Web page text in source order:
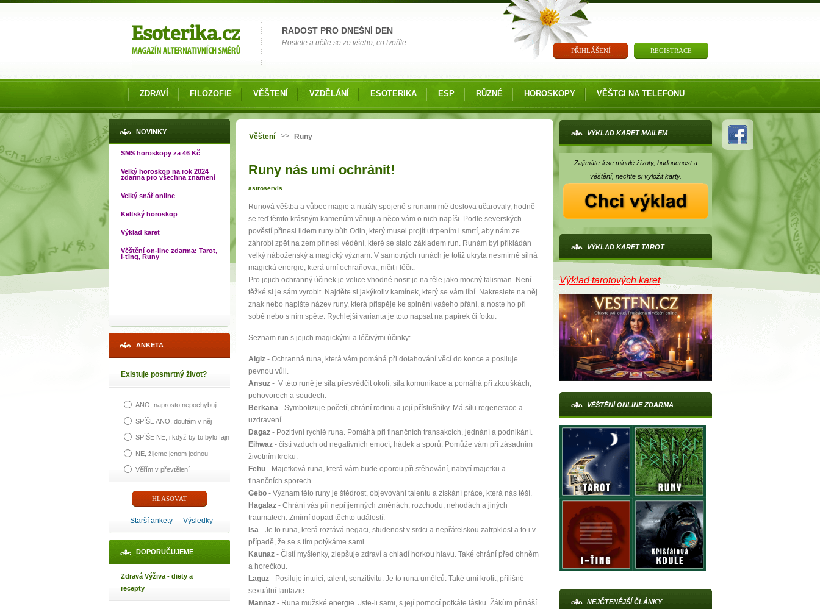
RADOST PRO DNEŠNÍ DEN
Rostete a učíte se ze všeho, co tvoříte.
PŘIHLÁŠENÍ REGISTRACE
ZDRAVÍ FILOZOFIE VĚŠTENÍ VZDĚLÁNÍ ESOTERIKA ESP RŮZNÉ HOROSKOPY VĚŠTCI NA TELEFONU
NOVINKY
SMS horoskopy za 46 Kč
Velký horoskop na rok 2024
zdarma pro všechna znamení
Velký snář online
Keltský horoskop
Výklad karet
Věštění on-line zdarma: Tarot,
I-ťing, Runy
ANKETA
Existuje posmrtný život?
ANO, naprosto nepochybuji
SPÍŠE ANO, doufám v něj
SPÍŠE NE, i když by to bylo fajn
NE, žijeme jenom jednou
Věřím v převtělení
Starší ankety Výsledky
DOPORUČUJEME
Zdravá Výživa - diety a
recepty
Jste zde
Věštení >> Runy
Runy nás umí ochránit!
astroservis
Runová věštba a vůbec magie a rituály spojené s runami mě doslova učarovaly, hodně
se teď těmto krásným kamenům věnuji a něco vám o nich napíši. Podle severských
pověstí přinesl lidem runy bůh Odin, který musel projít utrpením i smrtí, aby nám ze
záhrobí zpět na zem přinesl vědění, které se stalo základem run. Runám byl přikládán
velký náboženský a magický význam. V samotných runách je totiž ukryta nesmírně silná
magická energie, která umí ochraňovat, ničit i léčit.
Pro jejich ochranný účinek je velice vhodné nosit je na těle jako mocný talisman. Není
těžké si je sám vyrobit. Najděte si jakýkoliv kamínek, který se vám líbí. Nakreslete na něj
znak nebo napište název runy, která přispěje ke splnění vašeho přání, a noste ho při
sobě nebo s ním spěte. Rychlejší varianta je toto napsat na papírek či fotku.
Seznam run s jejich magickými a léčivými účinky:
Algiz - Ochranná runa, která vám pomáhá při dotahování věcí do konce a posiluje
pevnou vůli.
Ansuz - V této runě je síla přesvědčit okolí, síla komunikace a pomáhá při zkouškách,
pohovorech a soudech.
Berkana - Symbolizuje početí, chrání rodinu a její příslušníky. Má sílu regenerace a
uzdravení.
Dagaz - Pozitivní rychlé runa. Pomáhá při finančních transakcích, jednání a podnikání.
Eihwaz - čistí vzduch od negativních emocí, hádek a sporů. Pomůže vám při zásadním
životním kroku.
Fehu - Majetková runa, která vám bude oporou při stěhování, nabytí majetku a
finančních sporech.
Gebo - Význam této runy je štědrost, objevování talentu a získání práce, která nás těší.
Hagalaz - Chrání vás při nepříjemných změnách, rozchodu, nehodách a jiných
traumatech. Zmírní dopad těchto událostí.
Isa - Je to runa, která roztává negaci, studenost v srdci a nepřátelskou zatrpklost a to i v
případě, že se s tím potýkáme sami.
Kaunaz - Čistí myšlenky, zlepšuje zdraví a chladí horkou hlavu. Také chrání před ohněm
a horečkou.
Laguz - Posiluje intuici, talent, senzitivitu. Je to runa umělců. Také umí krotit, přílišné
sexuální fantazie.
Mannaz - Runa mužské energie. Jste-li sami, s její pomocí potkáte lásku. Žákům přináší
VÝKLAD KARET MAILEM
Zajímáte-li se minulé životy, budoucnost a
věštění, nechte si vyložit karty.
VÝKLAD KARET TAROT
Výklad tarotových karet
VĚŠTĚNÍ ONLINE ZDARMA
NEJČTENĚJŠÍ ČLÁNKY